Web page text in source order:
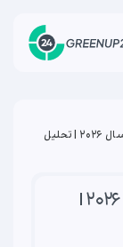
چشم‌انداز بازارهای جهانی در سال ۲۰۲۶ | تحلیل
چشم‌انداز بازارهای جهانی در سال ۲۰۲۶ |